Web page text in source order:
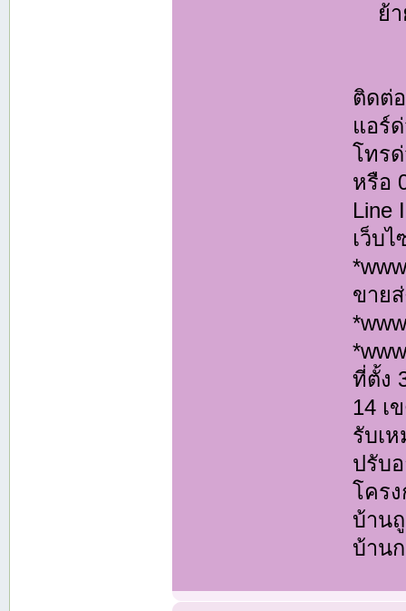
ย้า
ติดต่
แอร์
โทร
หรือ
Line
เว็บไ
ขาย
ที่ตั้ง
14 เ
รับเ
ปรับ
โคร
บ้าน
บ้าน